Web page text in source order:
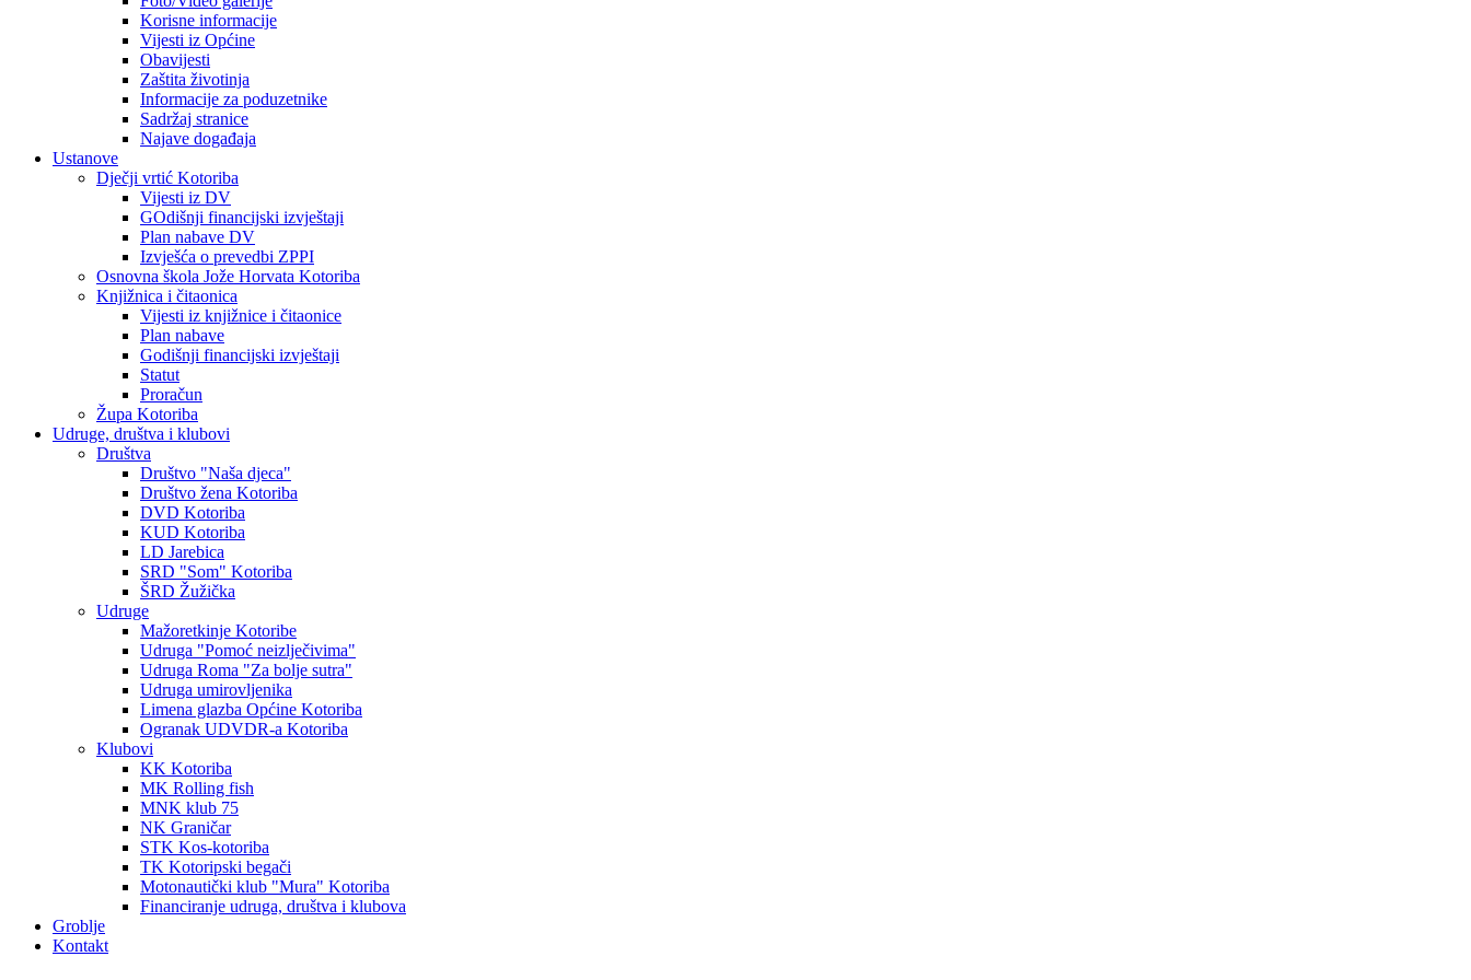
Korisne informacije
Vijesti iz Općine
Obavijesti
Zaštita životinja
Informacije za poduzetnike
Sadržaj stranice
Najave događaja
Ustanove
Dječji vrtić Kotoriba
Vijesti iz DV
GOdišnji financijski izvještaji
Plan nabave DV
Izvješća o prevedbi ZPPI
Osnovna škola Jože Horvata Kotoriba
Knjižnica i čitaonica
Vijesti iz knjižnice i čitaonice
Plan nabave
Godišnji financijski izvještaji
Statut
Proračun
Župa Kotoriba
Udruge, društva i klubovi
Društva
Društvo "Naša djeca"
Društvo žena Kotoriba
DVD Kotoriba
KUD Kotoriba
LD Jarebica
SRD "Som" Kotoriba
ŠRD Žužička
Udruge
Mažoretkinje Kotoribe
Udruga "Pomoć neizlječivima"
Udruga Roma "Za bolje sutra"
Udruga umirovljenika
Limena glazba Općine Kotoriba
Ogranak UDVDR-a Kotoriba
Klubovi
KK Kotoriba
MK Rolling fish
MNK klub 75
NK Graničar
STK Kos-kotoriba
TK Kotoripski begači
Motonautički klub "Mura" Kotoriba
Financiranje udruga, društva i klubova
Groblje
Kontakt